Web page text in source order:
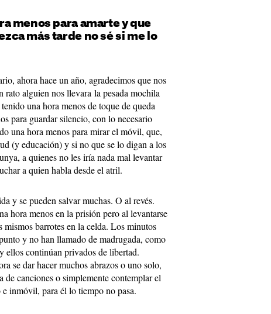
menos para amarte y que
más tarde no sé si me lo
ahora hace un año, agradecimos que nos
rato alguien nos llevara la pesada mochila
una hora menos de toque de queda
para guardar silencio, con lo necesario
una hora menos para mirar el móvil, que,
(y educación) y si no que se lo digan a los
a quienes no les iría nada mal levantar
a quien habla desde el atril.
y se pueden salvar muchas. O al revés.
hora menos en la prisión pero al levantarse
barrotes en la celda. Los minutos
y no han llamado de madrugada, como
ellos continúan privados de libertad.
se dar hacer muchos abrazos o uno solo,
canciones o simplemente contemplar el
inmóvil, para él lo tiempo no pasa.